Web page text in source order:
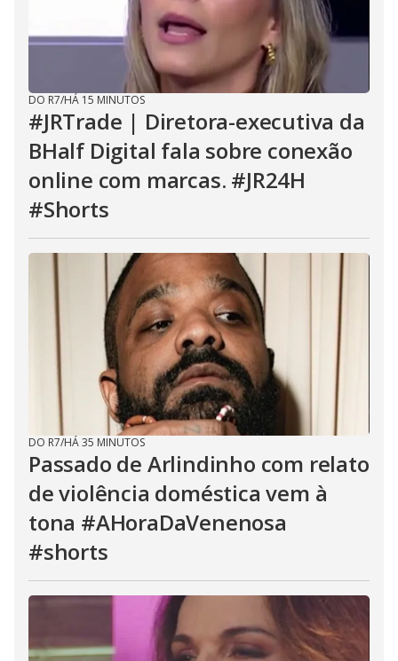
DO R7/HÁ 15 MINUTOS
#JRTrade | Diretora-executiva da
BHalf Digital fala sobre conexão
online com marcas. #JR24H
#Shorts
DO R7/HÁ 35 MINUTOS
Passado de Arlindinho com relato
de violência doméstica vem à
tona #AHoraDaVenenosa
#shorts